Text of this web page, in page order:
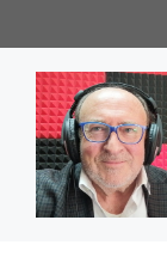
al
contenuto